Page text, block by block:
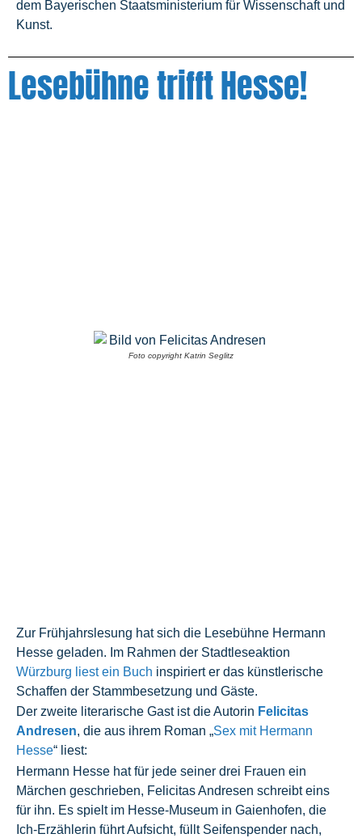
dem Bayerischen Staatsministerium für Wissenschaft und
Kunst.
Lesebühne trifft Hesse!
Foto copyright Katrin Seglitz
Zur Frühjahrslesung hat sich die Lesebühne Hermann
Hesse geladen. Im Rahmen der Stadtleseaktion
Würzburg liest ein Buch inspiriert er das künstlerische
Schaffen der Stammbesetzung und Gäste.
Der zweite literarische Gast ist die Autorin Felicitas
Andresen, die aus ihrem Roman „Sex mit Hermann
Hesse“ liest:
Hermann Hesse hat für jede seiner drei Frauen ein
Märchen geschrieben, Felicitas Andresen schreibt eins
für ihn. Es spielt im Hesse-Museum in Gaienhofen, die
Ich-Erzählerin führt Aufsicht, füllt Seifenspender nach,